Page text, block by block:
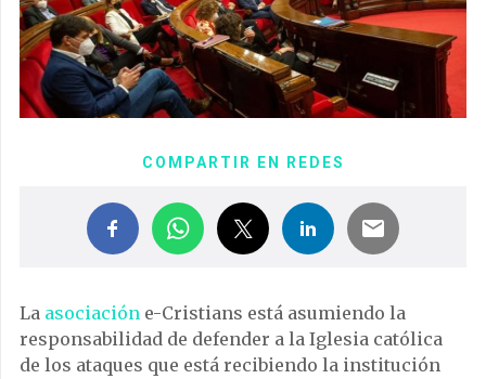
COMPARTIR EN REDES
La asociación e-Cristians está asumiendo la
responsabilidad de defender a la Iglesia católica
de los ataques que está recibiendo la institución